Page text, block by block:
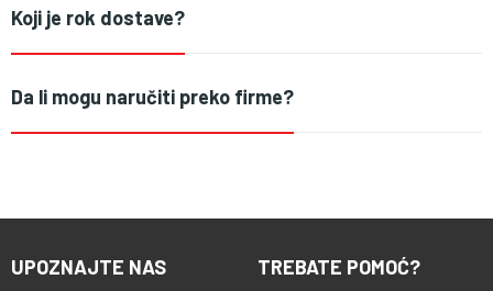
Koji je rok dostave?
Da li mogu naručiti preko firme?
UPOZNAJTE NAS TREBATE POMOĆ?